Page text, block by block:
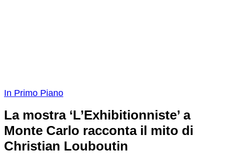
In Primo Piano
La mostra ‘L’Exhibitionniste’ a
Monte Carlo racconta il mito di
Christian Louboutin